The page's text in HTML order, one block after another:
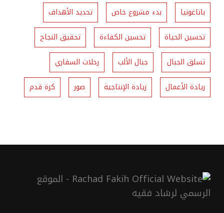
باتاغونيا
بدء مشروع خاص
تحديد الأهداف
تحسين الحياة
تحسين الكفاءة
تحقيق النجاح
تسلق الجبال
جبال الألب
رحلات السفاري
ريادة الأعمال
زيادة الإنتاجية صور كرة قدم